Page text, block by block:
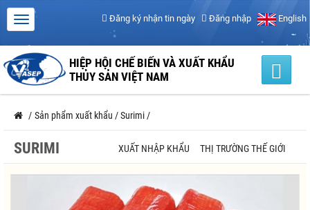
Đăng ký nhận tin ngày Đăng nhập English
HIỆP HỘI CHẾ BIẾN VÀ XUẤT KHẨU
THỦY SẢN VIỆT NAM
/ Sản phẩm xuất khẩu /Surimi /
SURIMI XUẤT NHẬP KHẨU THỊ TRƯỜNG THẾ GIỚI